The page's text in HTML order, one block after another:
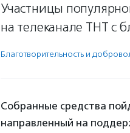
Участницы
на телеканале ТНТ с
Благотвори­тель­ность и
Собранные средства
направленный на